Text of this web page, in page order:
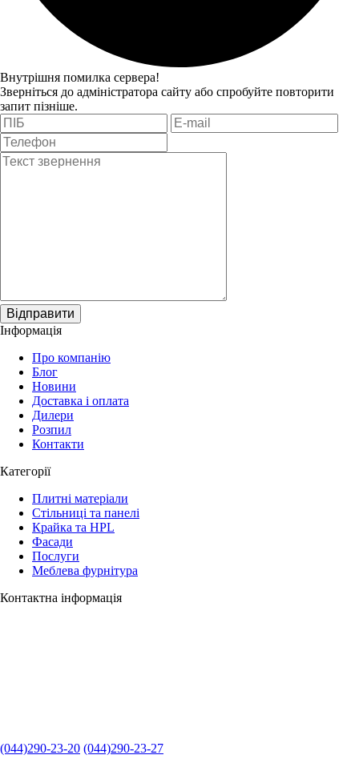
Внутрішня помилка сервера!
Зверніться до адміністратора сайту або спробуйте повторити
запит пізніше.
Відправити
Інформація
Про компанію
Блог
Новини
Доставка і оплата
Дилери
Розпил
Контакти
Категорії
Плитні матеріали
Стільниці та панелі
Крайка та HPL
Фасади
Послуги
Меблева фурнітура
Контактна інформація
(044)290-23-20 (044)290-23-27